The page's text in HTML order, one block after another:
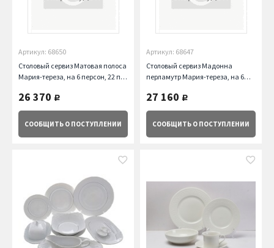
Артикул: 68650
Столовый сервиз Матовая полоса
Мария-тереза, на 6 персон, 22 пр.
26 370 руб.
СООБЩИТЬ О ПОСТУПЛЕНИИ
Артикул: 68647
Столовый сервиз Мадонна
перламутр Мария-тереза, на 6
27 160 руб.
СООБЩИТЬ О ПОСТУПЛЕНИИ